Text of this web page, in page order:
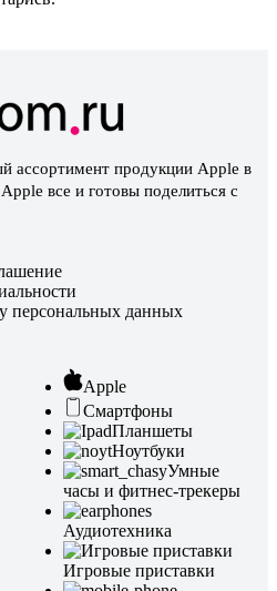
ассортимент продукции Apple в
все и готовы поделиться с
персональных данных
Apple
Смартфоны
Планшеты
Ноутбуки
Умные
часы и фитнес-трекеры
Аудиотехника
Игровые приставки